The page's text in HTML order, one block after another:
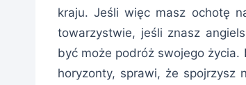
kraju. Jeśli więc masz ochotę
towarzystwie, jeśli znasz
być może podróż swojego życia.
horyzonty, sprawi, że spojrzysz